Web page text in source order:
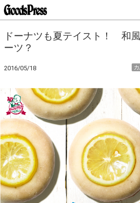
ドーナツも夏テイスト！ 和
ーツ？
2016/05/18